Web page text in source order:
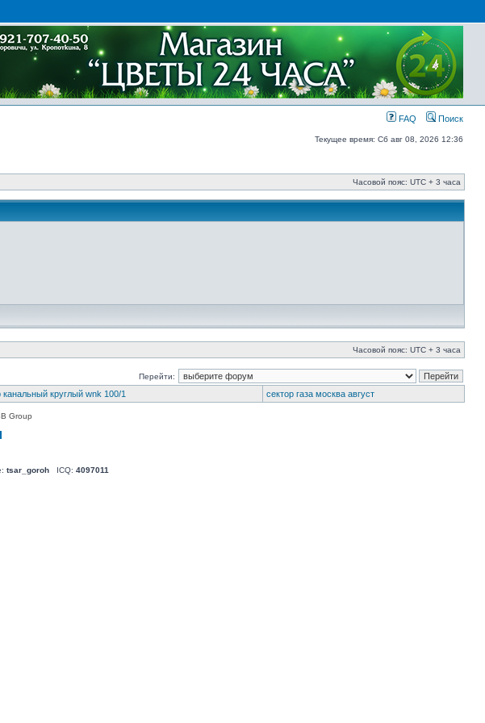
FAQ Поиск
Текущее время: Сб авг 08, 2026 12:36
Часовой пояс: UTC + 3 часа
Часовой пояс: UTC + 3 часа
Перейти:
канальный круглый wnk 100/1 сектор газа москва август
Group
tsar_gorohICQ: 4097011